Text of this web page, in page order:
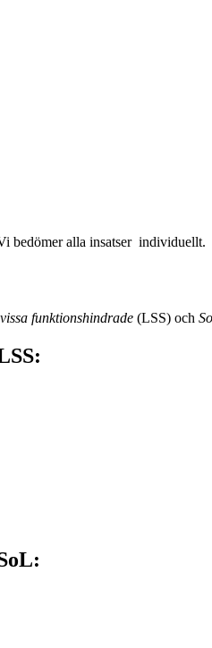
bedömer alla insatser individuellt.
funktionshindrade (LSS) och